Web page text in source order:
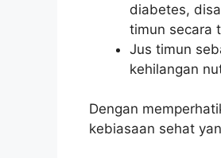
diabetes,
timun secara
Jus timun
kehilangan
Dengan
kebiasaan sehat